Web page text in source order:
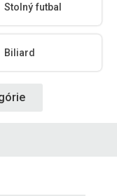
Stolný futbal
Biliard